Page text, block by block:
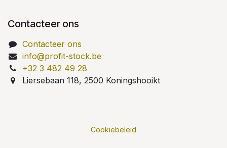
Contacteer ons
Contacteer ons
info@profit-stock.be
+32 3 482 49 28
Liersebaan 118, 2500 Koningshooikt
Cookiebeleid